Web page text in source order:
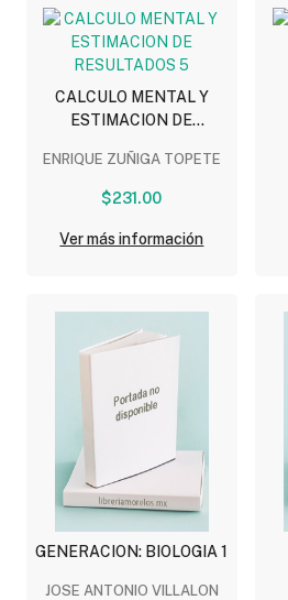
CALCULO MENTAL Y
ESTIMACION DE
ENRIQUE ZUÑIGA TOPETE
$231.00
Ver más información
GENERACION: BIOLOGIA 1
JOSE ANTONIO VILLALON